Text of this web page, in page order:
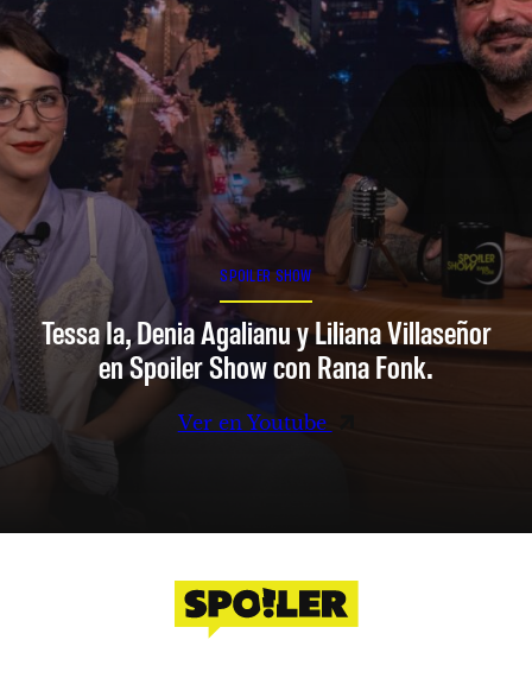
SPOILER SHOW
Tessa Ia, Denia Agalianu y Liliana Villaseñor
en Spoiler Show con Rana Fonk.
Ver en Youtube